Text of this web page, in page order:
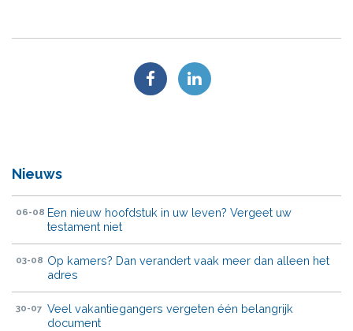
Nieuws
06-08 Een nieuw hoofdstuk in uw leven? Vergeet uw
testament niet
03-08 Op kamers? Dan verandert vaak meer dan alleen het
adres
30-07 Veel vakantiegangers vergeten één belangrijk
document